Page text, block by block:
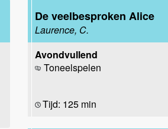
De veelbesproken Alice
Laurence, C.
Avondvullend
Toneelspelen
Tijd: 125 min